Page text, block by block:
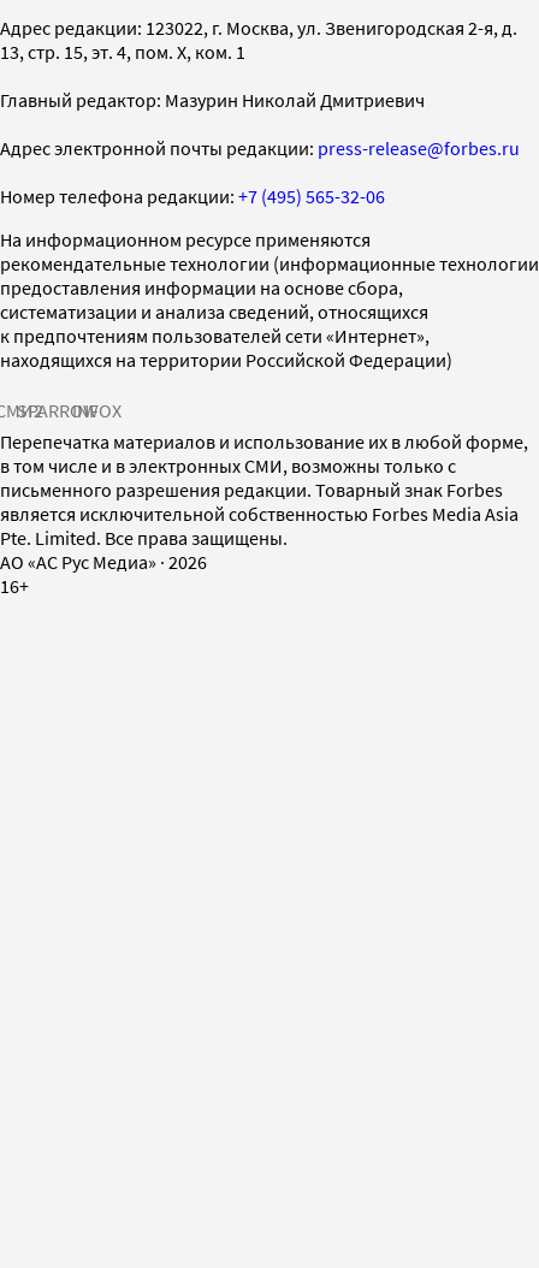
Адрес редакции: 123022, г. Москва, ул. Звенигородская 2-я, д.
13, стр. 15, эт. 4, пом. X, ком. 1
Главный редактор: Мазурин Николай Дмитриевич
Адрес электронной почты редакции: press-release@forbes.ru
Номер телефона редакции: +7 (495) 565-32-06
На информационном ресурсе применяются
рекомендательные технологии (информационные технологии
предоставления информации на основе сбора,
систематизации и анализа сведений, относящихся
к предпочтениям пользователей сети «Интернет»,
находящихся на территории Российской Федерации)
SPARROWINFOX
Перепечатка материалов и использование их в любой форме,
в том числе и в электронных СМИ, возможны только с
письменного разрешения редакции. Товарный знак Forbes
является исключительной собственностью Forbes Media Asia
Pte. Limited. Все права защищены.
AO «АС Рус Медиа» · 2026
16+